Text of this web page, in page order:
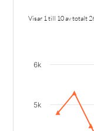
Visar 1 till 10 av totalt
Chart
The chart has 1
The chart has
5k
6k